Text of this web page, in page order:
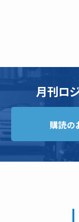
月刊ロ
購読の